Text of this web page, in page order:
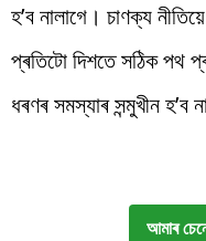
হ’ব নালাগে। চাণক্য
প্ৰতিটো দিশতে সঠিক পথ
ধৰণৰ সমস্যাৰ সন্মুখীন হ’ব
আমাৰ